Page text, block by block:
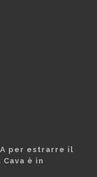
per estrarre il
è in